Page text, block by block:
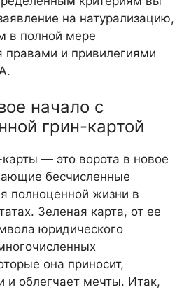
на натурализацию,
в полной мере
правами и привилегиями
начало с
грин-картой
— это ворота в новое
бесчисленные
полноценной жизни в
Зеленая карта, от ее
юридического
она приносит,
и облегчает мечты. Итак,